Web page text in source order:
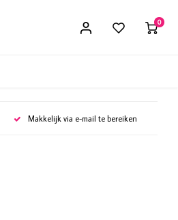
0
Makkelijk via e-mail te bereiken